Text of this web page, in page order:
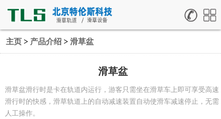
主页 > 产品介绍 > 滑草盆
滑草盆
滑草盆滑行时是卡在轨道内运行，游客只需坐在滑草车上即可享受高速
滑行时的快感，滑草轨道上的自动减速装置自动使滑车减速停止，无需
人工操作。